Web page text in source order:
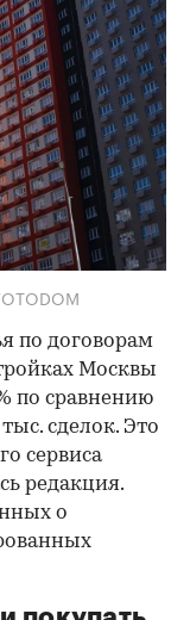
по договорам
Москвы
по сравнению
сделок. Это
сервиса
редакция.
о